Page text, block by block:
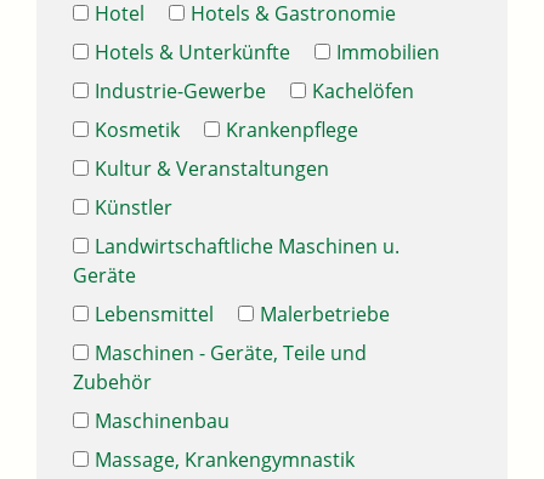
Hotel
Hotels & Gastronomie
Hotels & Unterkünfte
Immobilien
Industrie-Gewerbe
Kachelöfen
Kosmetik
Krankenpflege
Kultur & Veranstaltungen
Künstler
Landwirtschaftliche Maschinen u.
Geräte
Lebensmittel
Malerbetriebe
Maschinen - Geräte, Teile und
Zubehör
Maschinenbau
Massage, Krankengymnastik